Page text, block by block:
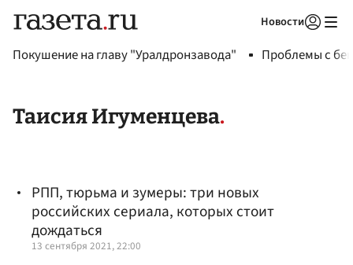
Новости
Покушение на главу "Уралдронзавода" Проблемы с
Таисия Игуменцева
РПП, тюрьма и зумеры: три новых
российских сериала, которых стоит
дождаться
13 сентября 2021, 22:00